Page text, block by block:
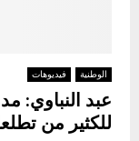
الوطنية فيديوهات
عبد النباوي:
للكثير من